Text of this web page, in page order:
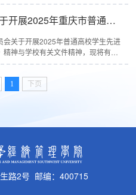
经济管理学院关于开展2025年重庆市普通高校学生先进评选活动的通知
会关于开展2025年普通高校学生先进
神与学校有关文件精神，现将有关
一、评选推荐类别（一）重庆市普
1 下页
路2号 邮编：400715